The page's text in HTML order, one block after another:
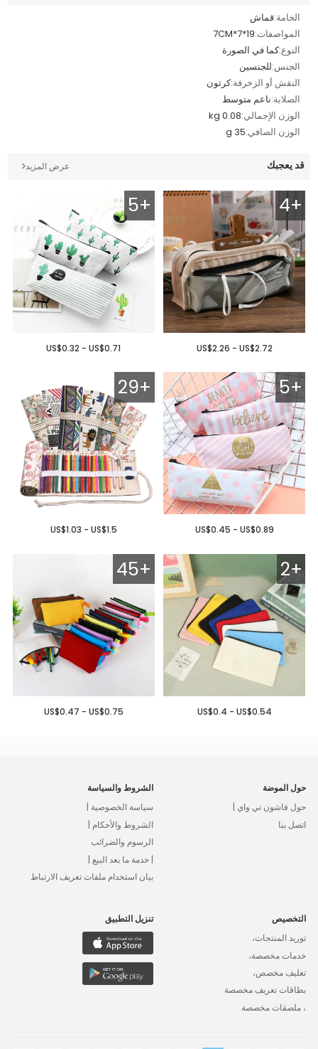
الخامة:قماش
المواصفات:19*7*7CM
النوع:كما في الصورة
الجنس:للجنسين
النقش أو الزخرفة:كرتون
الصلابة:ناعم متوسط
الوزن الإجمالي:0.08 kg
الوزن الصافي:35 g
قد يعجبك عرض المزيد
4+
US$2.26 - US$2.72
5+
US$0.32 - US$0.71
5+
US$0.45 - US$0.89
29+
US$1.03 - US$1.5
2+
US$0.4 - US$0.54
45+
US$0.47 - US$0.75
حول الموضة
حول فاشون تي واي |
اتصل بنا
الشروط والسياسة
سياسة الخصوصية |
الشروط والأحكام |
الرسوم والضرائب
| خدمة ما بعد البيع |
بيان استخدام ملفات تعريف الارتباط
التخصيص
توريد المنتجات،
خدمات مخصصة،
تغليف مخصص،
بطاقات تعريف مخصصة
، ملصقات مخصصة
تنزيل التطبيق